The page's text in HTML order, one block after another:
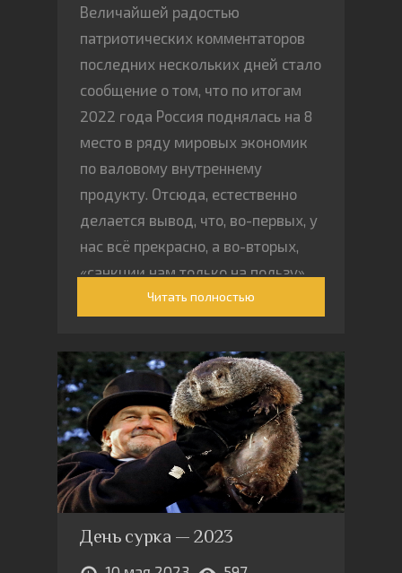
Величайшей радостью
патриотических комментаторов
последних нескольких дней стало
сообщение о том, что по итогам
2022 года Россия поднялась на 8
место в ряду мировых экономик
по валовому внутреннему
продукту. Отсюда, естественно
делается вывод, что, во-первых, у
нас всё прекрасно, а во-вторых,
«санкции нам только на пользу»
Читать полностью
День сурка — 2023